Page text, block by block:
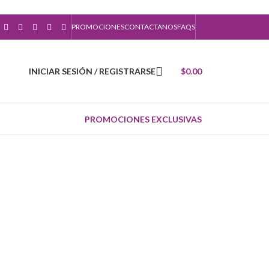
PROMOCIONESCONTACTANOSFAQS
INICIAR SESIÓN / REGISTRARSE $0.00
PROMOCIONES EXCLUSIVAS